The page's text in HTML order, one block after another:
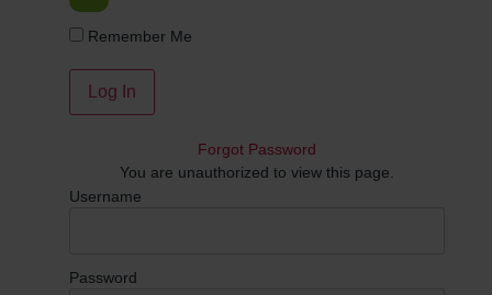
Remember Me
Forgot Password
You are unauthorized to view this page.
Username
Password